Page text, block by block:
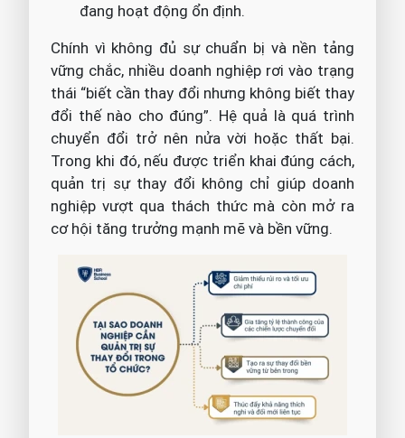
đang hoạt động ổn định.
Chính vì không đủ sự chuẩn bị và nền tảng
vững chắc, nhiều doanh nghiệp rơi vào trạng
thái “biết cần thay đổi nhưng không biết thay
đổi thế nào cho đúng”. Hệ quả là quá trình
chuyển đổi trở nên nửa vời hoặc thất bại.
Trong khi đó, nếu được triển khai đúng cách,
quản trị sự thay đổi không chỉ giúp doanh
nghiệp vượt qua thách thức mà còn mở ra
cơ hội tăng trưởng mạnh mẽ và bền vững.